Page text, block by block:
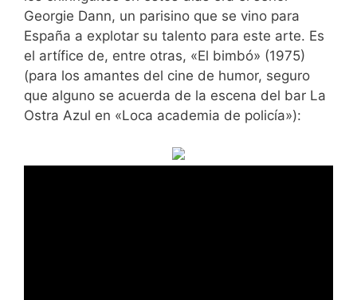
Georgie Dann, un parisino que se vino para
España a explotar su talento para este arte. Es
el artífice de, entre otras, «El bimbó» (1975)
(para los amantes del cine de humor, seguro
que alguno se acuerda de la escena del bar La
Ostra Azul en «Loca academia de policía»):